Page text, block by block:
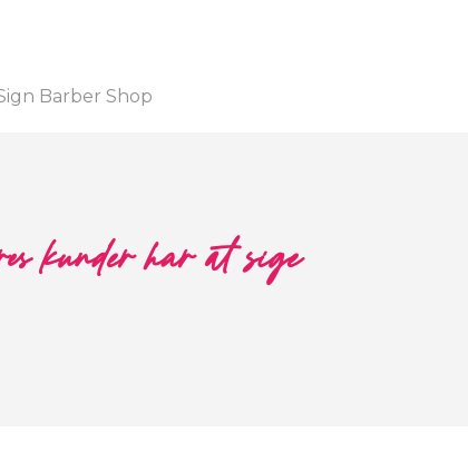
Barber Shop
kunder har at sige